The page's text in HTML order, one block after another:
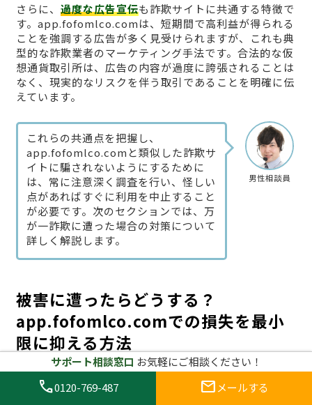
さらに、 過度な広告宣伝も詐欺サイトに共通する特徴で
す。app.fofomlco.comは、短期間で高利益が得られる
ことを強調する広告が多く見受けられますが、これも典
型的な詐欺業者のマーケティング手法です。合法的な仮
想通貨取引所は、広告の内容が過度に誇張されることは
なく、現実的なリスクを伴う取引であることを明確に伝
えています。
男性相談員
これらの共通点を把握し、
app.fofomlco.comと類似した詐欺サ
イトに騙されないようにするために
は、常に注意深く調査を行い、怪しい
点があればすぐに利用を中止すること
が必要です。次のセクションでは、万
が一詐欺に遭った場合の対策について
詳しく解説します。
被害に遭ったらどうする？
app.fofomlco.comでの損失を最小
限に抑える方法
サポート相談窓口 お気軽にご相談ください！
call0120-769-487 mail メールする